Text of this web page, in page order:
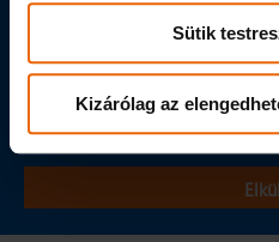
Sütik
Kizárólag az